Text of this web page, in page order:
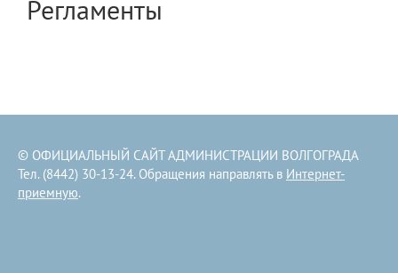
Регламенты
© ОФИЦИАЛЬНЫЙ САЙТ АДМИНИСТРАЦИИ ВОЛГОГРАДА
Тел. (8442) 30-13-24. Обращения направлять в Интернет-
приемную.